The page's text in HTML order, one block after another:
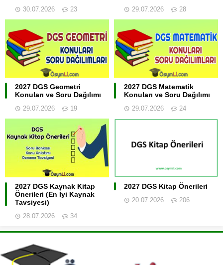
30.07.2026 23 29.07.2026 28
2027 DGS Geometri
Konuları ve Soru Dağılımı
29.07.2026 19
2027 DGS Matematik
Konuları ve Soru Dağılımı
29.07.2026 24
2027 DGS Kaynak Kitap
Önerileri (En İyi Kaynak
Tavsiyesi)
28.07.2026 34
2027 DGS Kitap Önerileri
20.07.2026 206